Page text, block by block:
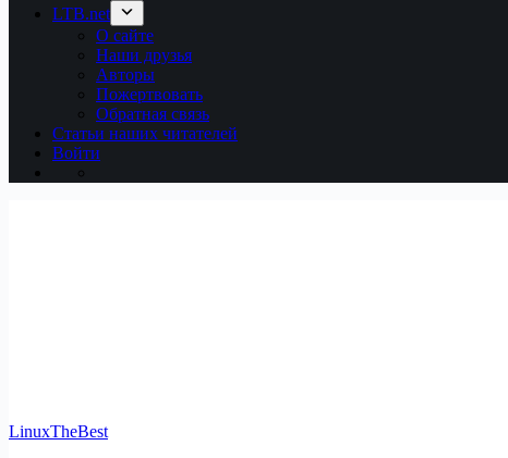
LTB.net
О сайте
Наши друзья
Авторы
Пожертвовать
Обратная связь
Статьи наших читателей
Войти
LinuxTheBest